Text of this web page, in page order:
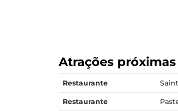
Atrações
Restaurante
Restaurante